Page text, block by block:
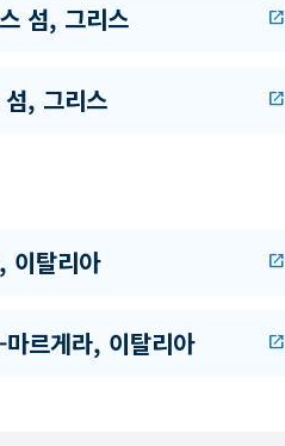
섬, 그리스 open_in_new
, 그리스 open_in_new
이탈리아 open_in_new
마르게라, 이탈리아 open_in_new